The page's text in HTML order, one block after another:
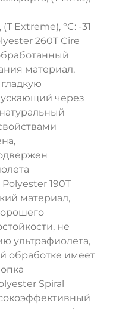
Extreme), °C: -31
260T Cire
материал,
через
190T
материал,
не
ультрафиолета,
обработке имеет
Spiral